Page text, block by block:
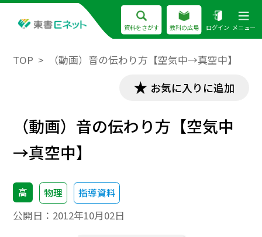
資料をさがす 教科の広場 ログイン メニュー
TOP （動画）音の伝わり方【空気中→真空中】
お気に入りに追加
（動画）音の伝わり方【空気中
→真空中】
高 物理 指導資料
公開日： 2012年10月02日